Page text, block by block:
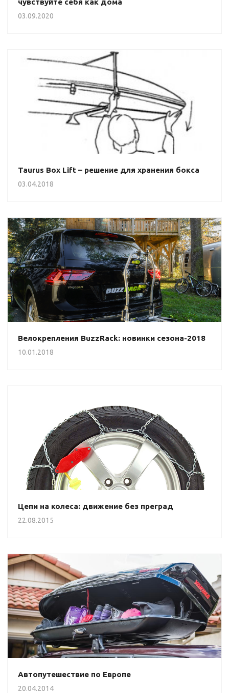
03.09.2020
Taurus Box Lift – решение для хранения бокса
03.04.2018
Велокрепления BuzzRack: новинки сезона-2018
10.01.2018
Цепи на колеса: движение без преград
22.08.2015
Автопутешествие по Европе
20.04.2014